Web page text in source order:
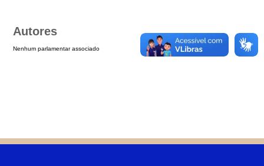
Autores
Nenhum parlamentar associado